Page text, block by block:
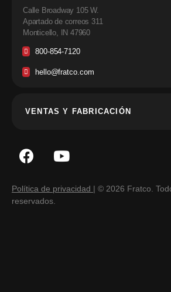
Calle Broadway 105 W.
Apartado de correos 311
Monticello, IN 47960
800-854-7120
hello@fratco.com
VENTAS Y FABRICACIÓN
Política de privacidad | © 2026 Fratco.
reservados.